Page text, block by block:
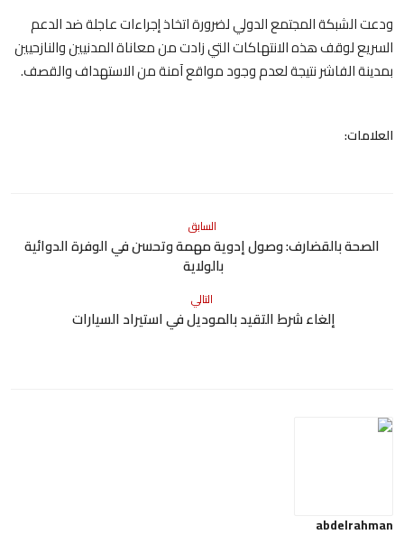
ودعت الشبكة المجتمع الدولي لضرورة اتخاذ إجراءات عاجلة ضد الدعم
السريع لوقف هذه الانتهاكات التي زادت من معاناة المدنيين والنازحيين
بمدينة الفاشر نتيجة لعدم وجود مواقع آمنة من الاستهداف والقصف.
العلامات:
السابق
الصحة بالقضارف: وصول إدوية مهمة وتحسن في الوفرة الدوائية
بالولاية
التالي
إلغاء شرط التقيد بالموديل في استيراد السيارات
abdelrahman